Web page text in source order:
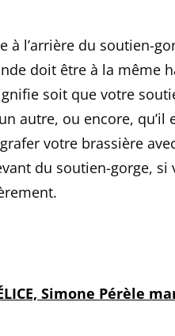
à l’arrière du soutien-
doit être à la même
soit que votre
autre, ou encore, qu’il
votre brassière
du soutien-gorge, si
Simone Pérèle